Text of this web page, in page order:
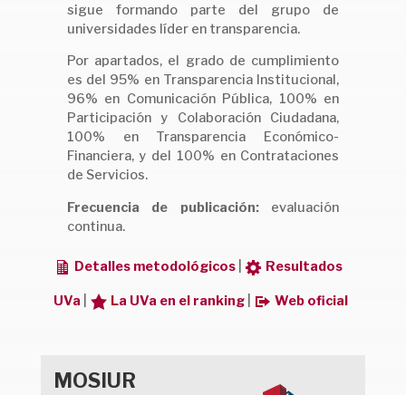
sigue formando parte del grupo de
universidades líder en transparencia.
Por apartados, el grado de cumplimiento
es del 95% en Transparencia Institucional,
96% en Comunicación Pública, 100% en
Participación y Colaboración Ciudadana,
100% en Transparencia Económico-
Financiera, y del 100% en Contrataciones
de Servicios.
Frecuencia de publicación:evaluación
continua.
Detalles metodológicos Resultados
UVa La UVa en el ranking Web oficial
MOSIUR